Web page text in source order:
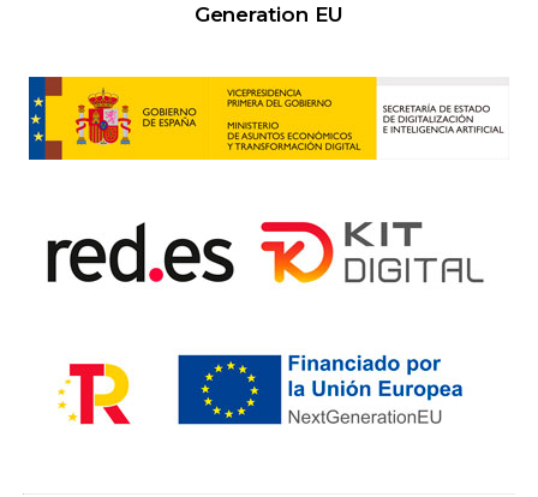
Generation EU